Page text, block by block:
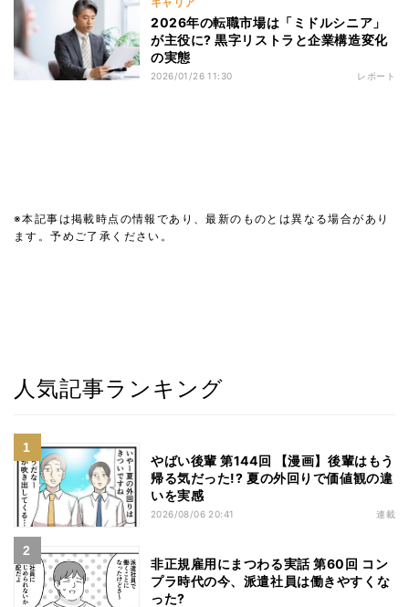
2026年の転職市場は「ミドルシニア」
が主役に? 黒字リストラと企業構造変化
の実態
2026/01/26 11:30 レポート
※本記事は掲載時点の情報であり、最新のものとは異なる場合があり
ます。予めご了承ください。
人気記事ランキング
やばい後輩 第144回 【漫画】後輩はもう
帰る気だった!? 夏の外回りで価値観の違
いを実感
2026/08/06 20:41 連載
非正規雇用にまつわる実話 第60回 コン
プラ時代の今、派遣社員は働きやすくな
った?